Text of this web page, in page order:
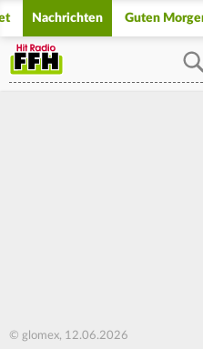
Nachrichten Guten
© glomex, 12.06.2026